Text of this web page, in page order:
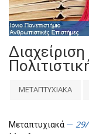
Διαχείριση
ΜΕΤΑΠΤΥΧΙΑΚΑ
Μεταπτυχιακά